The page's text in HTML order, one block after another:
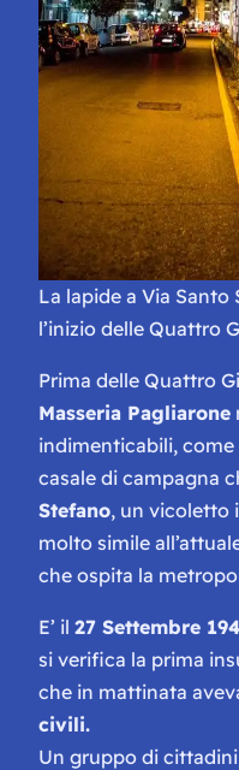
La lapide a Via
l’inizio delle Quattro
Prima delle Quattro
Masseria Pagliarone
indimenticabili, come
casale di campagna
Stefano, un vicoletto
molto simile
che ospita la
E’ il 27 Settembre
si verifica la prima
che in mattinata
civili.
Un gruppo di